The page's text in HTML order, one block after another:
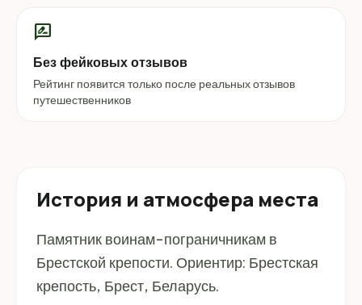
rate_review
Без фейковых отзывов
Рейтинг появится только после реальных отзывов
путешественников
История и атмосфера места
Памятник воинам-пограничникам в
Брестской крепости. Ориентир: Брестская
крепость, Брест, Беларусь.